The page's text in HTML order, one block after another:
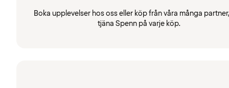
Boka upplevelser hos oss eller köp från våra många
tjäna Spenn på varje köp.